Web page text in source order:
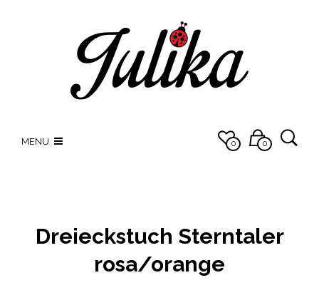
MENU 0 0
Dreieckstuch Sterntaler
rosa/orange